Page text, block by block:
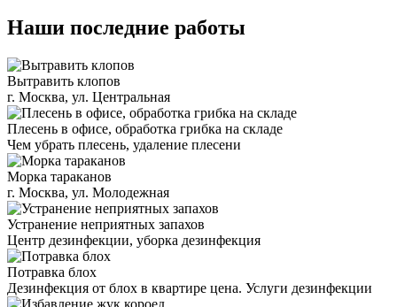
Наши последние работы
Вытравить клопов
г. Москва, ул. Центральная
Плесень в офисе, обработка грибка на складе
Чем убрать плесень, удаление плесени
Морка тараканов
г. Москва, ул. Молодежная
Устранение неприятных запахов
Центр дезинфекции, уборка дезинфекция
Потравка блох
Дезинфекция от блох в квартире цена. Услуги дезинфекции